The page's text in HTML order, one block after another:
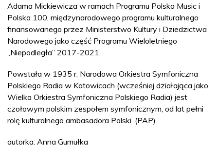
Adama Mickiewicza w ramach Programu Polska Music i
Polska 100, międzynarodowego programu kulturalnego
finansowanego przez Ministerstwo Kultury i Dziedzictwa
Narodowego jako część Programu Wieloletniego
„Niepodległa” 2017-2021.
Powstała w 1935 r. Narodowa Orkiestra Symfoniczna
Polskiego Radia w Katowicach (wcześniej działająca jako
Wielka Orkiestra Symfoniczna Polskiego Radia) jest
czołowym polskim zespołem symfonicznym, od lat pełni
rolę kulturalnego ambasadora Polski. (PAP)
autorka: Anna Gumułka